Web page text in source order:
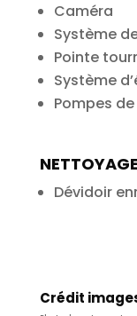
Caméra
Système
Pointe
Système
Pompes
NETTOYAGE
Dévidoir
Crédit